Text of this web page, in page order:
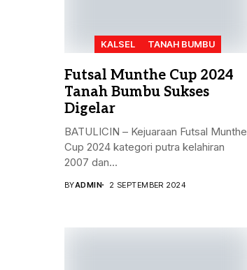
KALSEL TANAH BUMBU
Futsal Munthe Cup 2024
Tanah Bumbu Sukses
Digelar
BATULICIN – Kejuaraan Futsal Munthe
Cup 2024 kategori putra kelahiran
2007 dan...
BYADMIN 2 SEPTEMBER 2024